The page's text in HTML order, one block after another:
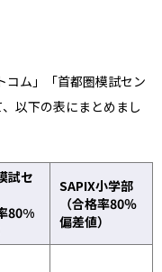
コム」「首都圏模試セン
以下の表にまとめまし
試セ
80%
SAPIX小学部
（合格率80％
偏差値）